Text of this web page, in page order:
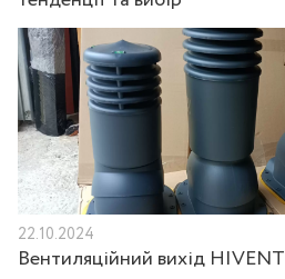
22.10.2024
Вентиляційний вихід HIVENT